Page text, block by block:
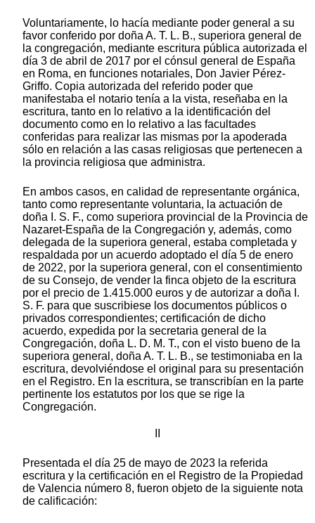
Voluntariamente, lo hacía mediante poder general a su
favor conferido por doña A. T. L. B., superiora general de
la congregación, mediante escritura pública autorizada el
día 3 de abril de 2017 por el cónsul general de España
en Roma, en funciones notariales, Don Javier Pérez-
Griffo. Copia autorizada del referido poder que
manifestaba el notario tenía a la vista, reseñaba en la
escritura, tanto en lo relativo a la identificación del
documento como en lo relativo a las facultades
conferidas para realizar las mismas por la apoderada
sólo en relación a las casas religiosas que pertenecen a
la provincia religiosa que administra.
En ambos casos, en calidad de representante orgánica,
tanto como representante voluntaria, la actuación de
doña I. S. F., como superiora provincial de la Provincia de
Nazaret-España de la Congregación y, además, como
delegada de la superiora general, estaba completada y
respaldada por un acuerdo adoptado el día 5 de enero
de 2022, por la superiora general, con el consentimiento
de su Consejo, de vender la finca objeto de la escritura
por el precio de 1.415.000 euros y de autorizar a doña I.
S. F. para que suscribiese los documentos públicos o
privados correspondientes; certificación de dicho
acuerdo, expedida por la secretaria general de la
Congregación, doña L. D. M. T., con el visto bueno de la
superiora general, doña A. T. L. B., se testimoniaba en la
escritura, devolviéndose el original para su presentación
en el Registro. En la escritura, se transcribían en la parte
pertinente los estatutos por los que se rige la
Congregación.
Presentada el día 25 de mayo de 2023 la referida
escritura y la certificación en el Registro de la Propiedad
de Valencia número 8, fueron objeto de la siguiente nota
de calificación: